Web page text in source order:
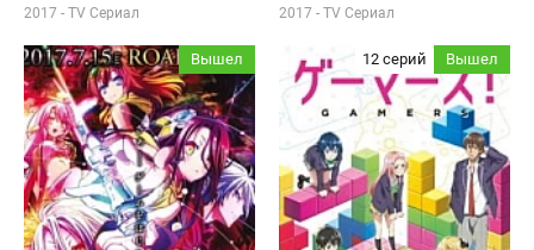
2017 - TV Сериал 2017 - TV Сериал
Вышел 12 серий Вышел